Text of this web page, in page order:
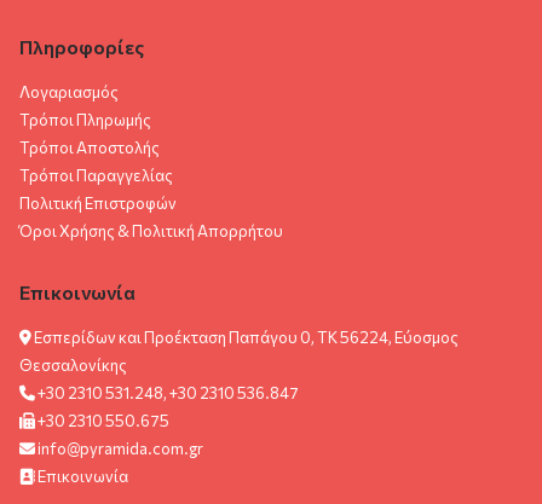
Πληροφορίες
Λογαριασμός
Τρόποι Πληρωμής
Τρόποι Αποστολής
Τρόποι Παραγγελίας
Πολιτική Επιστροφών
Όροι Χρήσης & Πολιτική Aπορρήτου
Επικοινωνία
Εσπερίδων και Προέκταση Παπάγου 0, ΤΚ 56224, Εύοσμος
Θεσσαλονίκης
+30 2310 531.248, +30 2310 536.847
+30 2310 550.675
info@pyramida.com.gr
Επικοινωνία